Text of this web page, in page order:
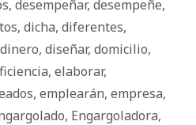
, desempeñar, desempeñe,
, dicha, diferentes,
dinero, diseñar, domicilio,
, elaborar,
, emplearán, empresa,
, Engargoladora,